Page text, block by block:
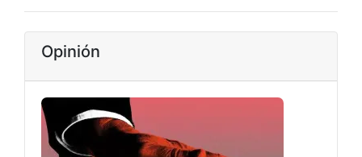
Opinión